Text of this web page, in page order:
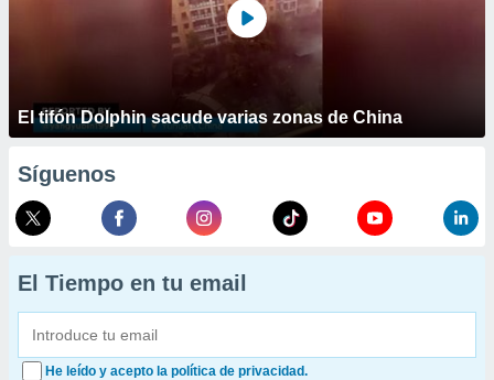
El tifón Dolphin sacude varias zonas de China
Síguenos
El Tiempo en tu email
He leído y acepto la política de privacidad.